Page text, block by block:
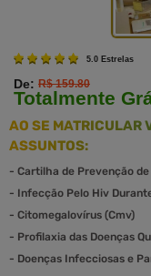
5.0 Estrelas
De: R$ 159.80
Totalmente
AO SE MATRICULAR
ASSUNTOS:
- Cartilha de Prevenção
- Infecção Pelo Hiv
- Citomegalovírus (Cmv)
- Profilaxia das Doenças
- Doenças Infecciosas e